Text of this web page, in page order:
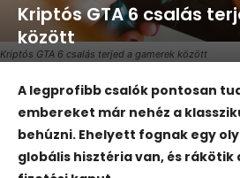
Kriptós GTA 6 csalás terjed a gamerek között
Kriptós GTA 6 csalás
között
A legprofibb csalók pontosan
embereket már nehéz a
behúzni. Ehelyett fognak egy
globális hisztéria van, és rákötik